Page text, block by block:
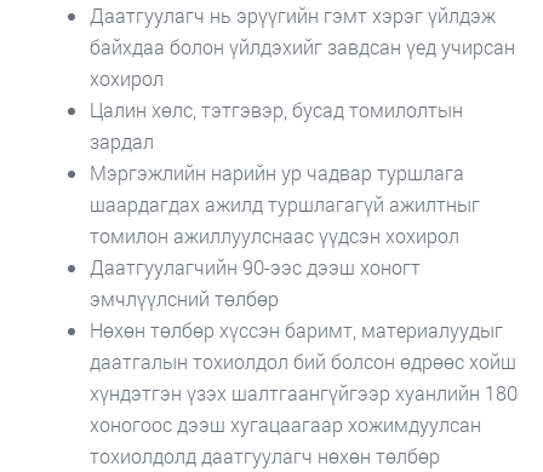
Даатгуулагч нь эрүүгийн гэмт хэрэг үйлдэж
байхдаа болон үйлдэхийг завдсан үед учирсан
хохирол
Цалин хөлс, тэтгэвэр, бусад томилолтын
зардал
Мэргэжлийн нарийн ур чадвар туршлага
шаардагдах ажилд туршлагагүй ажилтныг
томилон ажиллуулснаас үүдсэн хохирол
Даатгуулагчийн 90-ээс дээш хоногт
эмчлүүлсний төлбөр
Нөхөн төлбөр хүссэн баримт, материалуудыг
даатгалын тохиолдол бий болсон өдрөөс хойш
хүндэтгэн үзэх шалтгаангүйгээр хуанлийн 180
хоногоос дээш хугацаагаар хожимдуулсан
тохиолдолд даатгуулагч нөхөн төлбөр